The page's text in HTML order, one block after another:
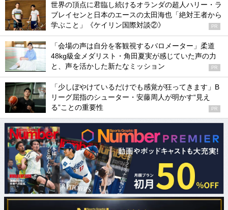
世界の頂点に君臨し続けるオランダの超人ハリー・ラ
ブレイセンと日本のエースの太田海也「絶対王者から
学ぶこと」《ケイリン国際対談②》
PR
「会場の声は自分を客観視するバロメーター」柔道
48kg級金メダリスト・角田夏実が感じていた声の力
と、声を活かした新たなミッション
PR
「少しぼやけているだけでも感覚が狂ってきます」B
リーグ屈指のシューター・安藤周人が明かす“見え
る”ことの重要性
PR